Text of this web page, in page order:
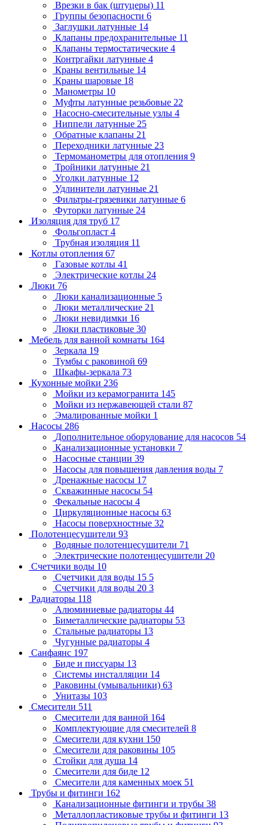
Врезки в бак (штуцеры) 11
Группы безопасности 6
Заглушки латунные 14
Клапаны предохранительные 11
Клапаны термостатические 4
Контргайки латунные 4
Краны вентильные 14
Краны шаровые 18
Манометры 10
Муфты латунные резьбовые 22
Насосно-смесительные узлы 4
Ниппели латунные 25
Обратные клапаны 21
Переходники латунные 23
Термоманометры для отопления 9
Тройники латунные 21
Уголки латунные 12
Удлинители латунные 21
Фильтры-грязевики латунные 6
Футорки латунные 24
Изоляция для труб 17
Фольгопласт 4
Трубная изоляция 11
Котлы отопления 67
Газовые котлы 41
Электрические котлы 24
Люки 76
Люки канализационные 5
Люки металлические 21
Люки невидимки 16
Люки пластиковые 30
Мебель для ванной комнаты 164
Зеркала 19
Тумбы с раковиной 69
Шкафы-зеркала 73
Кухонные мойки 236
Мойки из керамогранита 145
Мойки из нержавеющей стали 87
Эмалированные мойки 1
Насосы 286
Дополнительное оборудование для насосов 54
Канализационные установки 7
Насосные станции 39
Насосы для повышения давления воды 7
Дренажные насосы 17
Скважинные насосы 54
Фекальные насосы 4
Циркуляционные насосы 63
Насосы поверхностные 32
Полотенцесушители 93
Водяные полотенцесушители 71
Электрические полотенцесушители 20
Счетчики воды 10
Счетчики для воды 15 5
Счетчики для воды 20 3
Радиаторы 118
Алюминиевые радиаторы 44
Биметаллические радиаторы 53
Стальные радиаторы 13
Чугунные радиаторы 4
Санфаянс 197
Биде и писсуары 13
Системы инсталляции 14
Раковины (умывальники) 63
Унитазы 103
Смесители 511
Смесители для ванной 164
Комплектующие для смесителей 8
Смесители для кухни 150
Смесители для раковины 105
Стойки для душа 14
Смесители для биде 12
Смесители для каменных моек 51
Трубы и фитинги 162
Канализационные фитинги и трубы 38
Металлопластиковые трубы и фитинги 13